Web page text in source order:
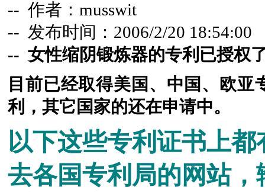
-- 作者：musswit
-- 发布时间：2006/2/20 18:54:00
-- 女性缩阴锻炼器的专利已授权
目前已经取得美国、中国、欧
利，其它国家的还在申请中。
以下这些专利证书上
去各国专利局的网站